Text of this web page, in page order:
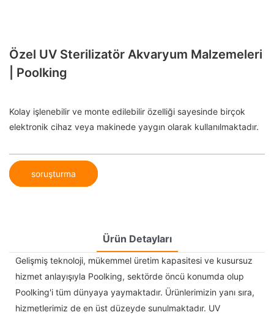
Özel UV Sterilizatör Akvaryum Malzemeleri
| Poolking
Kolay işlenebilir ve monte edilebilir özelliği sayesinde birçok
elektronik cihaz veya makinede yaygın olarak kullanılmaktadır.
soruşturma
Ürün Detayları
Gelişmiş teknoloji, mükemmel üretim kapasitesi ve kusursuz
hizmet anlayışıyla Poolking, sektörde öncü konumda olup
Poolking'i tüm dünyaya yaymaktadır. Ürünlerimizin yanı sıra,
hizmetlerimiz de en üst düzeyde sunulmaktadır. UV